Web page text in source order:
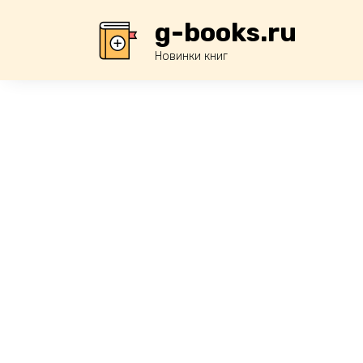
g-books.ru
Новинки книг